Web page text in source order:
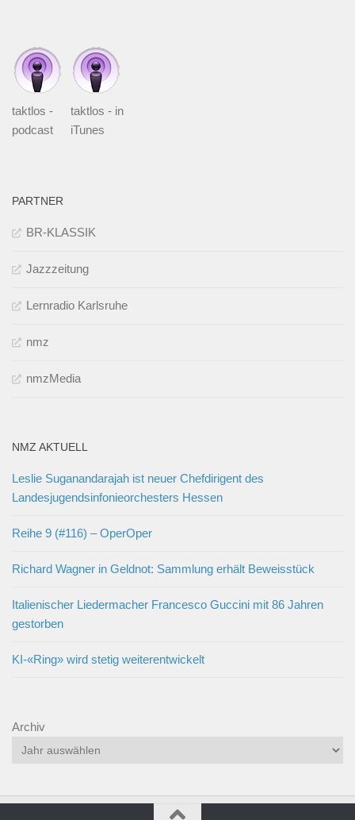
taktlos -
podcast
taktlos - in
iTunes
PARTNER
BR-KLASSIK
Jazzzeitung
Lernradio Karlsruhe
nmz
nmzMedia
NMZ AKTUELL
Leslie Suganandarajah ist neuer Chefdirigent des
Landesjugendsinfonieorchesters Hessen
Reihe 9 (#116) – OperOper
Richard Wagner in Geldnot: Sammlung erhält Beweisstück
Italienischer Liedermacher Francesco Guccini mit 86 Jahren
gestorben
KI-«Ring» wird stetig weiterentwickelt
Archiv